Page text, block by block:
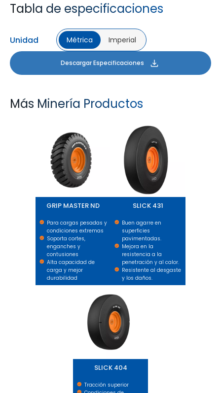
Tabla de especificaciones
Unidad Métrica Imperial
Descargar Especificaciones
Más Minería Productos
GRIP MASTER ND
Para cargas pesadas y
condiciones extremas
Soporta cortes,
enganches y
contusiones
Alta capacidad de
carga y mejor
durabilidad
SLICK 431
Buen agarre en
superficies
pavimentadas.
Mejora en la
resistencia a la
penetración y al calor.
Resistente al desgaste
y los daños.
SLICK 404
Tracción superior